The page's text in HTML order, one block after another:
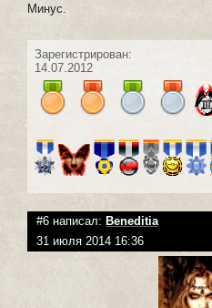
Минус.
Зарегистрирован:
14.07.2012
#6 написал: Beneditia
31 июля 2014 16:36